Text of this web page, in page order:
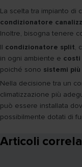
La scelta tra impianto di
condizionatore
Inoltre, bisogna tenere
Il condizionatore split,
in ogni ambiente e costi
poiché sono sistemi
Nella decisione tra un
climatizzazione più
può essere installata
possibilmente dotati di
Articoli